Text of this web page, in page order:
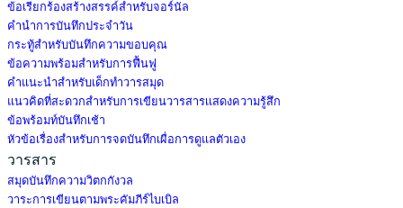
ข้อเรียกร้องสร้างสรรค์สำหรับจอร์นัล
คำนำการบันทึกประจำวัน
กระทู้สำหรับบันทึกความขอบคุณ
ข้อความพร้อมสำหรับการฟื้นฟู
คำแนะนำสำหรับเด็กทำวารสมุด
แนวคิดที่สะดวกสำหรับการเขียนวารสารเเสดงความรู้สึก
ข้อพร้อมท์บันทึกเช้า
หัวข้อเรื่องสำหรับการจดบันทึกเผื่อการดูแลตัวเอง
วารสาร
สมุดบันทึกความวิตกกังวล
วาระการเขียนตามพระคัมภีร์ไบเบิล